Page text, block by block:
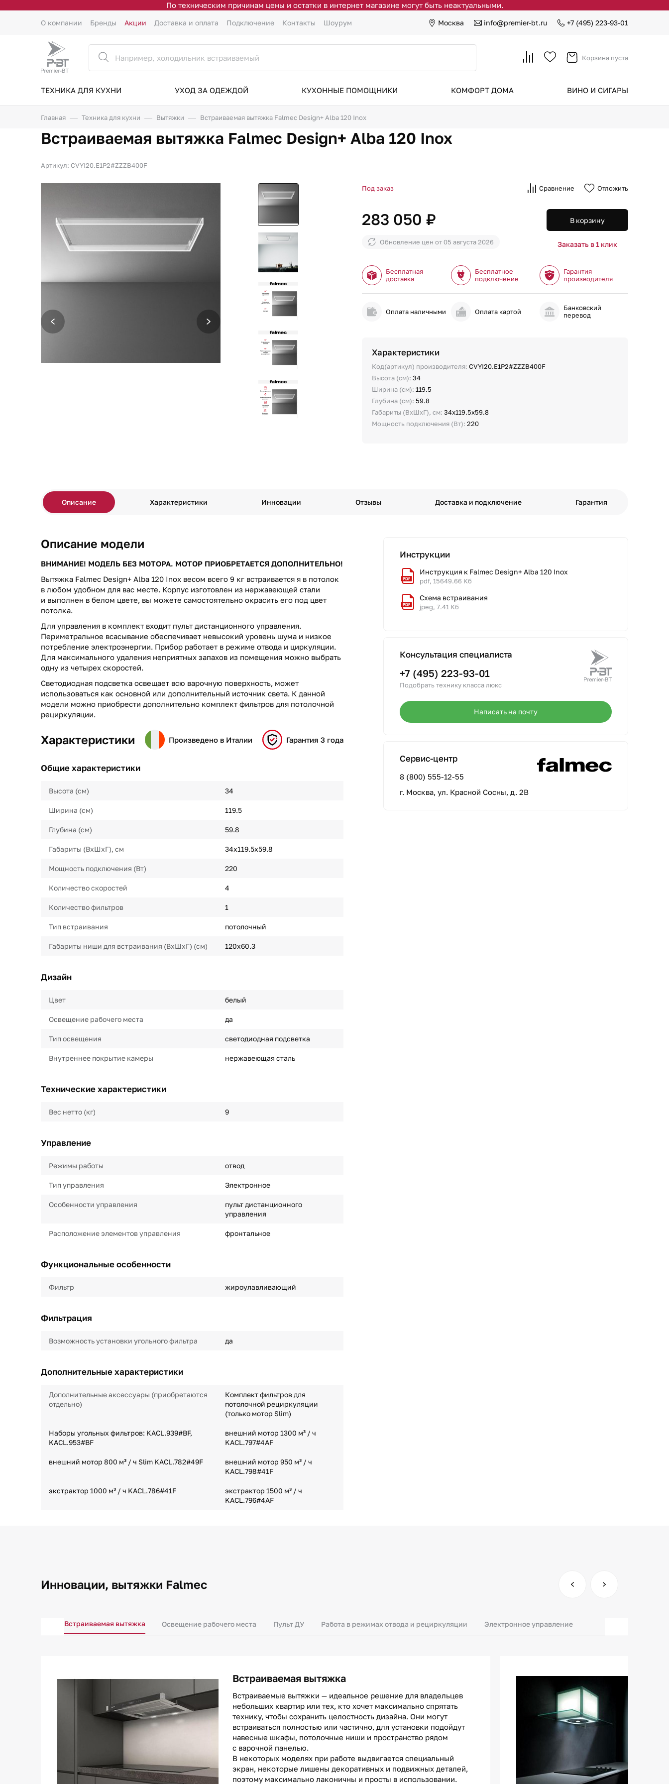
По техническим причинам цены и остатки в интернет магазине могут быть неактуальными.
О компании Бренды Акции Доставка и оплата Подключение Контакты Шоурум Москва info@premier-bt.ru +7 (495) 223-93-01
Корзина пуста
ТЕХНИКА ДЛЯ КУХНИ УХОД ЗА ОДЕЖДОЙ КУХОННЫЕ ПОМОЩНИКИ КОМФОРТ ДОМА ВИНО И СИГАРЫ
Главная Техника для кухни Вытяжки Встраиваемая вытяжка Falmec Design+ Alba 120 Inox
Встраиваемая вытяжка Falmec Design+ Alba 120 Inox
Артикул: CVYI20.E1P2#ZZZB400F
Под заказ Сравнение Отложить
283 050 ₽
Обновление цен от 05 августа 2026
В корзину
Заказать в 1 клик
Бесплатная
доставка
Бесплатное
подключение
Гарантия
производителя
Оплата наличными Оплата картой
Банковский
перевод
Характеристики
Код(артикул) производителя:CVYI20.E1P2#ZZZB400F
Высота (см):34
Ширина (см):119.5
Глубина (см): 59.8
Габариты (ВхШхГ), см:34х119.5х59.8
Мощность подключения (Вт):220
Описание Характеристики Инновации Отзывы Доставка и подключение Гарантия
Описание модели
ВНИМАНИЕ! МОДЕЛЬ БЕЗ МОТОРА. МОТОР ПРИОБРЕТАЕТСЯ ДОПОЛНИТЕЛЬНО!
Вытяжка Falmec Design+ Alba 120 Inox весом всего 9 кг встраивается я в потолок
в любом удобном для вас месте. Корпус изготовлен из нержавеющей стали
и выполнен в белом цвете, вы можете самостоятельно окрасить его под цвет
потолка.
Для управления в комплект входит пульт дистанционного управления.
Периметральное всасывание обеспечивает невысокий уровень шума и низкое
потребление электроэнергии. Прибор работает в режиме отвода и циркуляции.
Для максимального удаления неприятных запахов из помещения можно выбрать
одну из четырех скоростей.
Светодиодная подсветка освещает всю варочную поверхность, может
использоваться как основной или дополнительный источник света. К данной
модели можно приобрести дополнительно комплект фильтров для потолочной
рециркуляции.
Характеристики Произведено в Италии Гарантия 3 года
Общие характеристики
Высота (см) 34
Ширина (см) 119.5
Глубина (см) 59.8
Габариты (ВхШхГ), см 34х119.5х59.8
Мощность подключения (Вт) 220
Количество скоростей 4
Количество фильтров 1
Тип встраивания потолочный
Габариты ниши для встраивания (ВхШхГ) (см) 120х60.3
Дизайн
Цвет белый
Освещение рабочего места да
Тип освещения светодиодная подсветка
Внутреннее покрытие камеры нержавеющая сталь
Технические характеристики
Вес нетто (кг) 9
Управление
Режимы работы отвод
Тип управления Электронное
Особенности управления
пульт дистанционного
управления
Расположение элементов управления фронтальное
Функциональные особенности
Фильтр жироулавливающий
Фильтрация
Возможность установки угольного фильтра да
Дополнительные характеристики
Дополнительные аксессуары (приобретаются
отдельно)
Комплект фильтров для
потолочной рециркуляции
(только мотор Slim)
Наборы угольных фильтров: KACL.939#BF,
KACL.953#BF
внешний мотор 1300 м³ / ч
KACL.797#4AF
внешний мотор 800 м³ / ч Slim KACL.782#49F
внешний мотор 950 м³ / ч
KACL.798#41F
экстрактор 1000 м³ / ч KACL.786#41F
экстрактор 1500 м³ / ч
KACL.796#4AF
Инструкции
Инструкция к Falmec Design+ Alba 120 Inox
pdf, 15649.66 Кб
Схема встраивания
jpeg, 7.41 Кб
Консультация специалиста
+7 (495) 223-93-01
Подобрать технику класса люкс
Написать на почту
Сервис-центр
8 (800) 555-12-55
г. Москва, ул. Красной Сосны, д. 2В
Инновации, вытяжки Falmec
Встраиваемая вытяжка Освещение рабочего места Пульт ДУ Работа в режимах отвода и рециркуляции Электронное управление
Встраиваемая вытяжка
Встраиваемые вытяжки — идеальное решение для владельцев
небольших квартир или тех, кто хочет максимально спрятать
технику, чтобы сохранить целостность дизайна. Они могут
встраиваться полностью или частично, для установки подойдут
навесные шкафы, потолочные ниши и пространство рядом
с варочной панелью.
В некоторых моделях при работе выдвигается специальный
экран, некоторые лишены декоративных и подвижных деталей,
поэтому максимально лаконичны и просты в использовании.